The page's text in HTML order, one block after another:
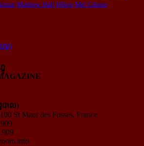
Matthew Hall Hibou Mel Gibson
បាល)
St Maur des Fosses, France
909